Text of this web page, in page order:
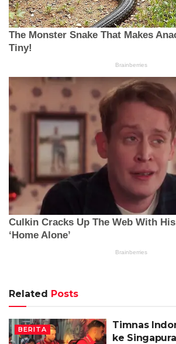
Related Posts
BERITA
Timnas
ke